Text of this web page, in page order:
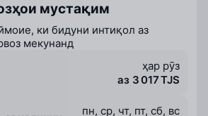
мустақим
ки бидуни интиқол аз
мекунанд
ҳар рӯз
аз 3 017 TJS
пн, ср, чт, пт, сб, вс